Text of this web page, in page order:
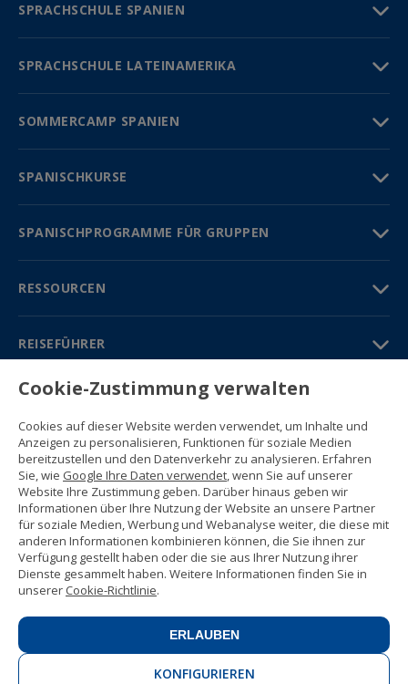
SPRACHSCHULE SPANIEN
SPRACHSCHULE LATEINAMERIKA
SOMMERCAMP SPANIEN
SPANISCHKURSE
SPANISCHPROGRAMME FÜR GRUPPEN
RESSOURCEN
REISEFÜHRER
PARTNER
Kontakt
Gratisbroschüre
(+34) 91 594 37 76
Gustavo Fernández Balbuena, 11
28002 Madrid, Spain
Sitemap
Nutzungsbedingungen
Datenschutzerklärung
Enforex Cookie-Richtlinie
(CIF B-79946729) Alle Rechte
vorbehalten.
Rechtliche Mitteilung.
Cookie-Zustimmung verwalten
Cookies auf dieser Website werden verwendet, um Inhalte und
Anzeigen zu personalisieren, Funktionen für soziale Medien
bereitzustellen und den Datenverkehr zu analysieren. Erfahren
Sie, wie Google Ihre Daten verwendet, wenn Sie auf unserer
Website Ihre Zustimmung geben. Darüber hinaus geben wir
Informationen über Ihre Nutzung der Website an unsere Partner
für soziale Medien, Werbung und Webanalyse weiter, die diese mit
anderen Informationen kombinieren können, die Sie ihnen zur
Verfügung gestellt haben oder die sie aus Ihrer Nutzung ihrer
Dienste gesammelt haben. Weitere Informationen finden Sie in
unserer Cookie-Richtlinie.
KONFIGURIEREN
ERLAUBEN